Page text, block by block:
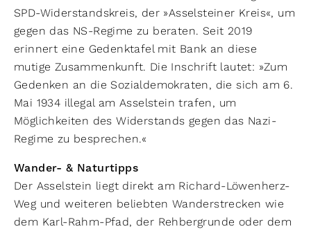
SPD-Widerstandskreis, der »Asselsteiner Kreis«, um
gegen das NS-Regime zu beraten. Seit 2019
erinnert eine Gedenktafel mit Bank an diese
mutige Zusammenkunft. Die Inschrift lautet: »Zum
Gedenken an die Sozialdemokraten, die sich am 6.
Mai 1934 illegal am Asselstein trafen, um
Möglichkeiten des Widerstands gegen das Nazi-
Regime zu besprechen.«
Wander- & Naturtipps
Der Asselstein liegt direkt am Richard-Löwenherz-
Weg und weiteren beliebten Wanderstrecken wie
dem Karl-Rahm-Pfad, der Rehbergrunde oder dem